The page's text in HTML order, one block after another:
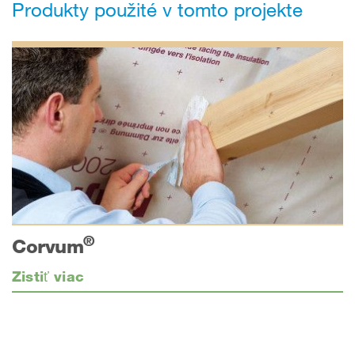
Produkty použité v tomto projekte
Corvum®
Zistiť viac